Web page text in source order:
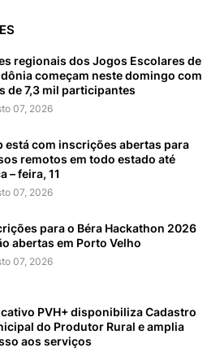
regionais dos Jogos Escolares de
começam neste domingo com
de 7,3 mil participantes
07, 2026
está com inscrições abertas para
remotos em todo estado até
– feira, 11
07, 2026
para o Béra Hackathon 2026
abertas em Porto Velho
07, 2026
PVH+ disponibiliza Cadastro
do Produtor Rural e amplia
aos serviços